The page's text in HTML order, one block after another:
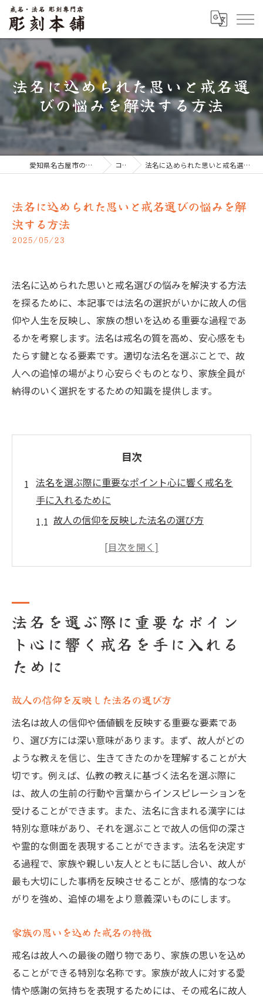
法名に込められた思いと戒名選
びの悩みを解決する方法
愛知県名古屋市のお墓なら彫刻本舗 コラム 法名に込められた思いと戒名選びの悩みを解決する方法
法名に込められた思いと戒名選びの悩みを解
決する方法
2025/05/23
法名に込められた思いと戒名選びの悩みを解決する方法
を探るために、本記事では法名の選択がいかに故人の信
仰や人生を反映し、家族の想いを込める重要な過程であ
るかを考察します。法名は戒名の質を高め、安心感をも
たらす鍵となる要素です。適切な法名を選ぶことで、故
人への追悼の場がより心安らぐものとなり、家族全員が
納得のいく選択をするための知識を提供します。
目次
法名を選ぶ際に重要なポイント心に響く戒名を
手に入れるために
故人の信仰を反映した法名の選び方
家族の思いを込めた戒名の特徴
心に残る追悼の場を演出するための法名選
び
故人を偲ぶ法名選び家族の想いを込めた戒名の
選定方法
故人の価値観を反映した法名の選択
家族全員が納得する戒名の作成法
故人の趣味や特技に基づいた法名
信仰や宗教儀式を重んじた法名の選び方
家族の意見をまとめて戒名に反映する方法
戒名を通じて故人を偲ぶ場の構築
法名選びのプロセス故人の信仰と人生を反映し
た戒名を目指して
法名選びにおける基本的なステップ
故人の人生を振り返り法名を考える
宗教的背景を考慮した戒名選びの重要性
家族間での法名選びの合意形成
心に響く法名を形にするプロセス
個性的で心に残る法名を作るための考慮点
オリジナリティ溢れる法名の発想法
法名を選ぶ際に重要なポイン
ト心に響く戒名を手に入れる
ために
故人の信仰を反映した法名の選び方
法名は故人の信仰や価値観を反映する重要な要素であ
り、選び方には深い意味があります。まず、故人がどの
ような教えを信じ、生きてきたのかを理解することが大
切です。例えば、仏教の教えに基づく法名を選ぶ際に
は、故人の生前の行動や言葉からインスピレーションを
受けることができます。また、法名に含まれる漢字には
特別な意味があり、それを選ぶことで故人の信仰の深さ
や霊的な側面を表現することができます。法名を決定す
る過程で、家族や親しい友人とともに話し合い、故人が
最も大切にした事柄を反映させることが、感情的なつな
がりを強め、追悼の場をより意義深いものにします。
家族の思いを込めた戒名の特徴
戒名は故人への最後の贈り物であり、家族の思いを込め
ることができる特別な名称です。家族が故人に対する愛
情や感謝の気持ちを表現するためには、その戒名に故人